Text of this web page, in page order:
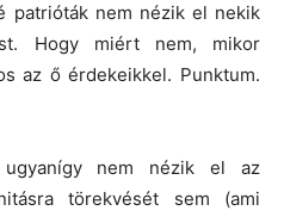
patrióták nem nézik el nekik
Hogy miért nem, mikor
az ő érdekeikkel. Punktum.
nem nézik el az
törekvését sem (ami